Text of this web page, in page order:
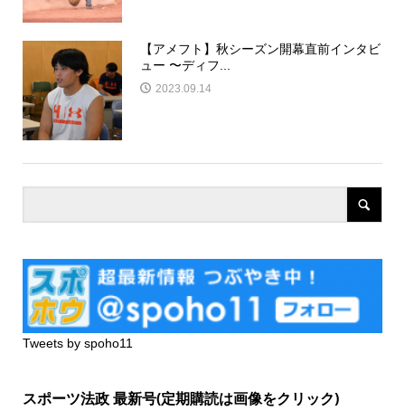
【アメフト】秋シーズン開幕直前インタビ
ュー 〜ディフ...
2023.09.14
Tweets by spoho11
スポーツ法政 最新号(定期購読は画像をクリック)